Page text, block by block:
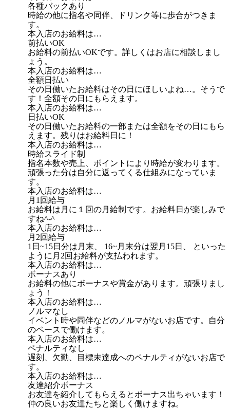
各種バックあり
時給の他に指名や同伴、ドリンク等に歩合がつきま
す。
本入店のお給料は…
前払いOK
お給料の前払いOKです。詳しくはお店に相談しまし
ょう。
本入店のお給料は…
全額日払い
その日働いたお給料はその日にほしいよね…。そうで
す！全額その日にもらえます。
本入店のお給料は…
日払いOK
その日働いたお給料の一部または全額をその日にもら
えます。残りはお給料日に！
本入店のお給料は…
時給スライド制
指名本数や売上、ポイントにより時給が変わります。
頑張った分は自分に返ってくる仕組みになっていま
す。
本入店のお給料は…
月1回給与
お給料は月に１回の月給制です。お給料日が楽しみで
すね^-^
本入店のお給料は…
月2回給与
1日~15日分は月末、 16~月末分は翌月15日、 といった
ように月2回お給料が支払われます。
本入店のお給料は…
ボーナスあり
お給料の他にボーナスや賞金があります。頑張りまし
ょう！
本入店のお給料は…
ノルマなし
イベント時や同伴などのノルマがないお店です。自分
のペースで働けます。
本入店のお給料は…
ペナルティなし
遅刻、欠勤、目標未達成へのペナルティがないお店で
す。
本入店のお給料は…
友達紹介ボーナス
お友達を紹介してもらえるとボーナス出ちゃいます！
仲の良いお友達たちと楽しく働けますね。